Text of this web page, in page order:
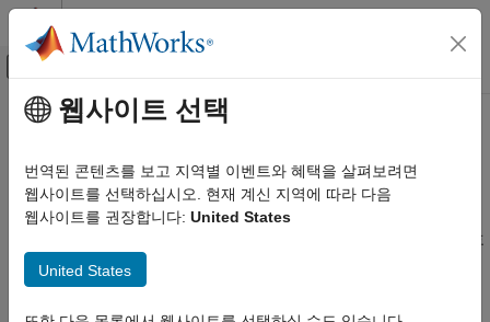
콘텐츠로 바로 가기
오프캔버스 탐색 메뉴 토글
문서 홈
Radar Toolbox
카테고리
Radar Toolbox 시작하기
응용 분야
레이다 시스템 공학
주요 콘텐츠
신호 및 데이터 처리
파형 라이브러리 생성, 검출 거리, 각도 및 도플러 추정, 검출
클러스터링 및 추적 수행, 탐색 및 추적 수행
기록된 레이다 데이터와 시뮬레이션된 레이다 데이터에 대한 신호
처리 작업을 수행하려면
작업으로는 정합 필터링 펄스 압축과 연장 처리 펄스 압축,
웹사이트 선택
번역된 콘텐츠를 보고 지역별 이벤트와 혜택을 살펴보려면
웹사이트를 선택하십시오. 현재 계신 지역에 따라 다음
웹사이트를 권장합니다: United States
United States